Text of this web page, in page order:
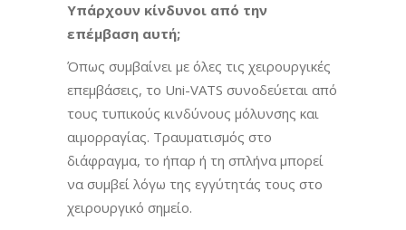
Υπάρχουν κίνδυνοι από την
επέμβαση αυτή;
Όπως συμβαίνει με όλες τις χειρουργικές
επεμβάσεις, το Uni-VATS συνοδεύεται από
τους τυπικούς κινδύνους μόλυνσης και
αιμορραγίας. Τραυματισμός στο
διάφραγμα, το ήπαρ ή τη σπλήνα μπορεί
να συμβεί λόγω της εγγύτητάς τους στο
χειρουργικό σημείο.